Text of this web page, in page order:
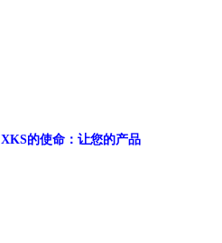
XKS的使命：让您的产品